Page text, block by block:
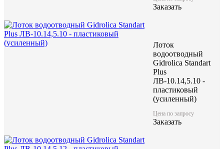
Заказать
Лоток
водоотводный
Gidrolica Standart
Plus
ЛВ-10.14,5.10 -
пластиковый
(усиленный)
Цена по запросу
Заказать